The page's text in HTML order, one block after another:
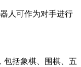
人可作为对手进行
包括象棋、围棋、五